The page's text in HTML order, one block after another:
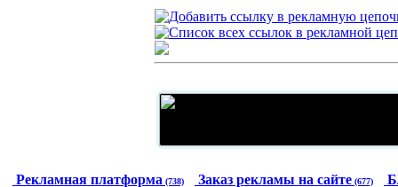
Рекламная платформа (738) Заказ рекламы на сайте (677)